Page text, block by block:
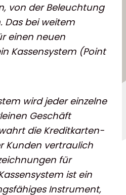
von der Beleuchtung
Das bei weitem
einen neuen
Kassensystem (Point
wird jeder einzelne
Geschäft
die Kreditkarten-
Kunden vertraulich
für
ist ein
Instrument,